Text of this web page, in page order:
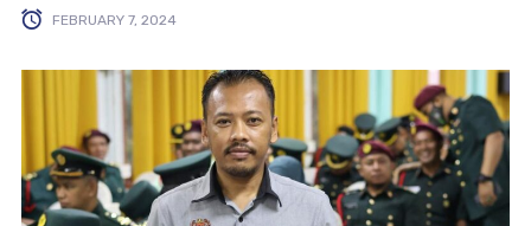
FEBRUARY 7, 2024